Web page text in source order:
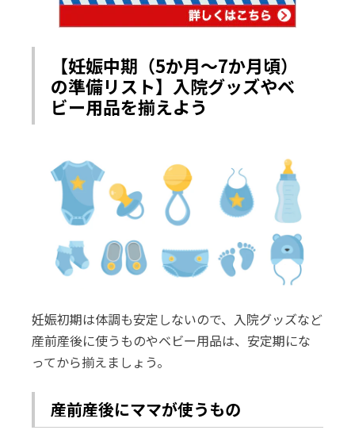
【妊娠中期（5か月～7か月頃）
の準備リスト】入院グッズやベ
ビー用品を揃えよう
妊娠初期は体調も安定しないので、入院グッズなど
産前産後に使うものやベビー用品は、安定期にな
ってから揃えましょう。
産前産後にママが使うもの